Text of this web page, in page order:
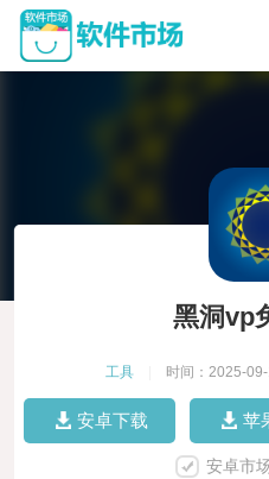
黑洞vp
工具 时间：2025-
安卓下载 苹
安卓市